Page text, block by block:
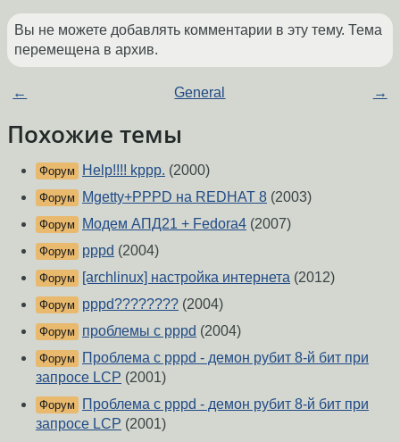
Вы не можете добавлять комментарии в эту тему. Тема
перемещена в архив.
← General →
Похожие темы
Форум Help!!!! kppp. (2000)
Форум Mgetty+PPPD на REDHAT 8 (2003)
Форум Модем АПД21 + Fedora4 (2007)
Форум pppd (2004)
Форум [archlinux] настройка интернета (2012)
Форум pppd???????? (2004)
Форум проблемы с pppd (2004)
Форум
Проблема с pppd - демон рубит 8-й бит при
запросе LCP (2001)
Форум
Проблема с pppd - демон рубит 8-й бит при
запросе LCP (2001)